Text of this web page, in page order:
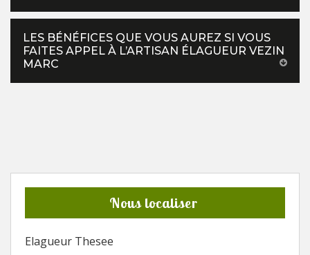
LES BÉNÉFICES QUE VOUS AUREZ SI VOUS
FAITES APPEL À L’ARTISAN ÉLAGUEUR VEZIN
MARC
Nous localiser
Elagueur Thesee